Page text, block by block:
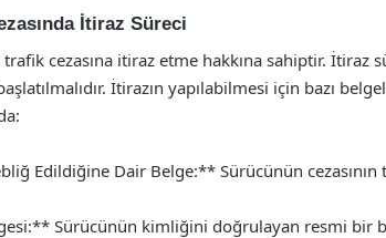
İtiraz Süreci
cezasına itiraz etme hakkına sahiptir. İtiraz
İtirazın yapılabilmesi için bazı
Edildiğine Dair Belge:** Sürücünün
Sürücünün kimliğini doğrulayan resmi bir